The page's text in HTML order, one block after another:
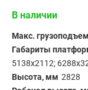
В наличии
Макс.
Габариты
5138х2112;
Высота, мм 2828